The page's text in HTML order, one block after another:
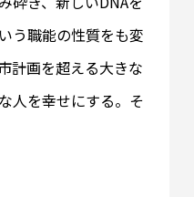
う職能の性質をも変
計画を超える大きな
人を幸せにする。そ